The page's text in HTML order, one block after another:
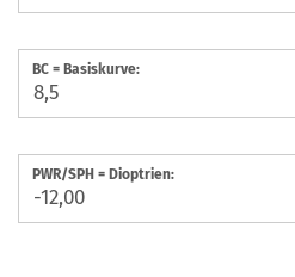
BC = Basiskurve:
PWR/SPH = Dioptrien: